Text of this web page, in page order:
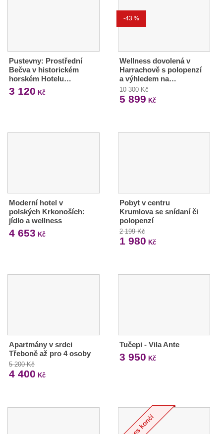
Pustevny: Prostřední
Bečva v historickém
horském Hotelu…
3 120 Kč
-43 %
Wellness dovolená v
Harrachově s polopenzí
a výhledem na…
10 300 Kč
5 899 Kč
Moderní hotel v
polských Krkonoších:
jídlo a wellness
4 653 Kč
Pobyt v centru
Krumlova se snídaní či
polopenzí
2 199 Kč
1 980 Kč
Apartmány v srdci
Třeboně až pro 4 osoby
5 200 Kč
4 400 Kč
Tučepi - Vila Ante
3 950 Kč